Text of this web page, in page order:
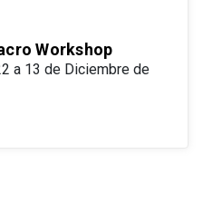
Workshop
a 13 de Diciembre de